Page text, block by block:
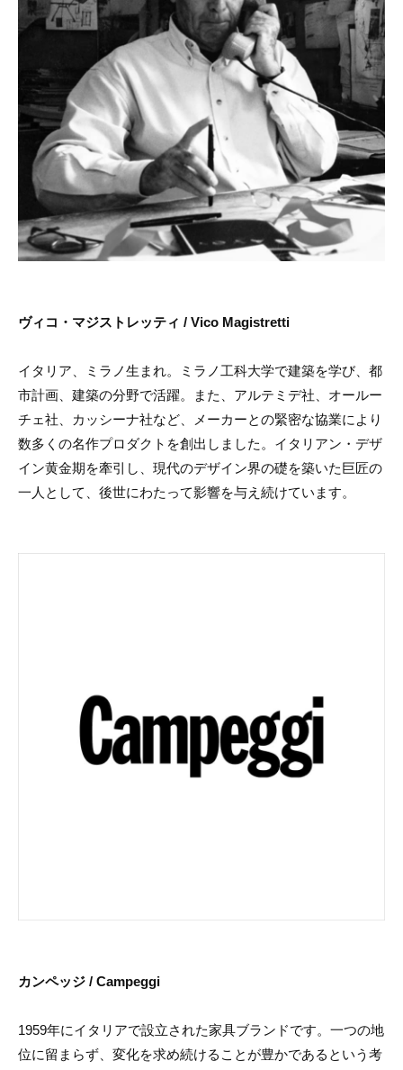
ヴィコ・マジストレッティ / Vico Magistretti
イタリア、ミラノ生まれ。ミラノ工科大学で建築を学び、都
市計画、建築の分野で活躍。また、アルテミデ社、オールー
チェ社、カッシーナ社など、メーカーとの緊密な協業により
数多くの名作プロダクトを創出しました。イタリアン・デザ
イン黄金期を牽引し、現代のデザイン界の礎を築いた巨匠の
一人として、後世にわたって影響を与え続けています。
カンペッジ / Campeggi
1959年にイタリアで設立された家具ブランドです。一つの地
位に留まらず、変化を求め続けることが豊かであるという考